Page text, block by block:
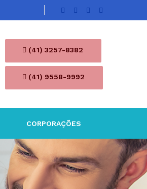
(41) 3257-8382
(41) 9558-9992
CORPORAÇÕES